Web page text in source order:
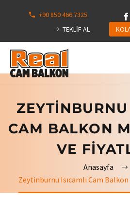
+90 850 466 7325
TEKLİF AL
CAM BALKON
VE
Anasayfa
Zeytinburnu Isıcamlı Cam
113
Hepsini
Göster